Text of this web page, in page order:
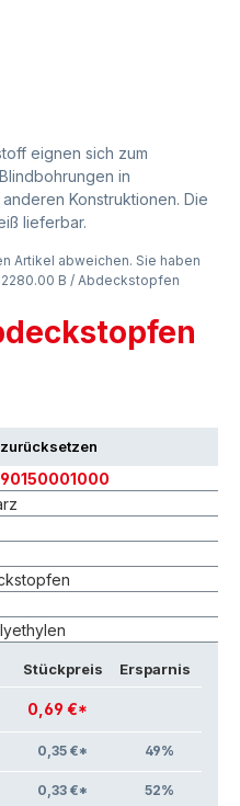
eignen sich zum
in
Konstruktionen. Die
lieferbar.
Artikel abweichen. Sie haben
B / Abdeckstopfen
Stückpreis Ersparnis
0,69 €*
0,35 €* 49%
0,33 €* 52%